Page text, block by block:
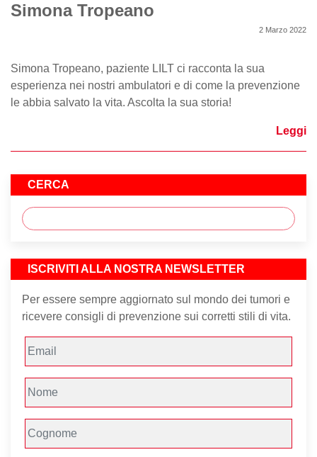
Simona Tropeano
2 Marzo 2022
Simona Tropeano, paziente LILT ci racconta la sua
esperienza nei nostri ambulatori e di come la prevenzione
le abbia salvato la vita. Ascolta la sua storia!
Leggi
CERCA
ISCRIVITI ALLA NOSTRA NEWSLETTER
Per essere sempre aggiornato sul mondo dei tumori e
ricevere consigli di prevenzione sui corretti stili di vita.